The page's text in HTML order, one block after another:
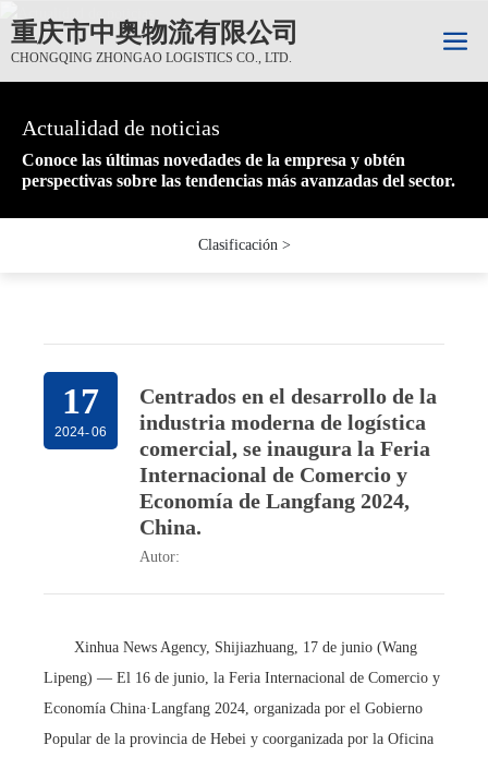
重庆市中奥物流有限公司
CHONGQING ZHONGAO LOGISTICS CO., LTD.
Actualidad de noticias
Conoce las últimas novedades de la empresa y obtén
perspectivas sobre las tendencias más avanzadas del sector.
Actualidad de noticias
Conoce las últimas novedades de la empresa y obtén
perspectivas sobre las tendencias más avanzadas del sector.
Actualidad de noticias
Conoce las últimas novedades de la empresa y obtén
perspectivas sobre las tendencias más avanzadas del sector.
Clasificación >
17
2024-06
Centrados en el desarrollo de la
industria moderna de logística
comercial, se inaugura la Feria
Internacional de Comercio y
Economía de Langfang 2024,
China.
Autor:
Xinhua News Agency, Shijiazhuang, 17 de junio (Wang
Lipeng) — El 16 de junio, la Feria Internacional de Comercio y
Economía China·Langfang 2024, organizada por el Gobierno
Popular de la provincia de Hebei y coorganizada por la Oficina